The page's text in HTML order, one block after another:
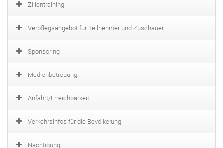
Zillentraining
Verpflegsangebot für Teilnehmer und Zuschauer
Sponsoring
Medienbetreuung
Anfahrt/Erreichbarkeit
Verkehrsinfos für die Bevölkerung
Nächtigung